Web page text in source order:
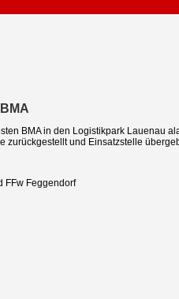
BMA in den Logistikpark Lauenau
zurückgestellt und Einsatzstelle
FFw Feggendorf